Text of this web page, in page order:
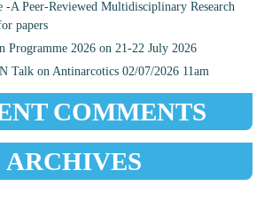
-A Peer-Reviewed Multidisciplinary Research
papers
Programme 2026 on 21-22 July 2026
Talk on Antinarcotics 02/07/2026 11am
COMMENTS
ARCHIVES